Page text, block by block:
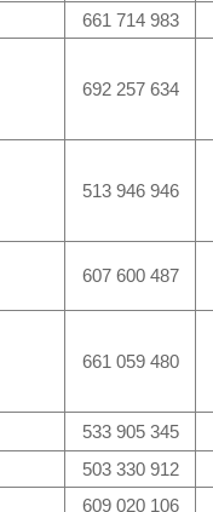
661 714 983
692 257 634
513 946 946
607 600 487
661 059 480
533 905 345
503 330 912
609 020 106